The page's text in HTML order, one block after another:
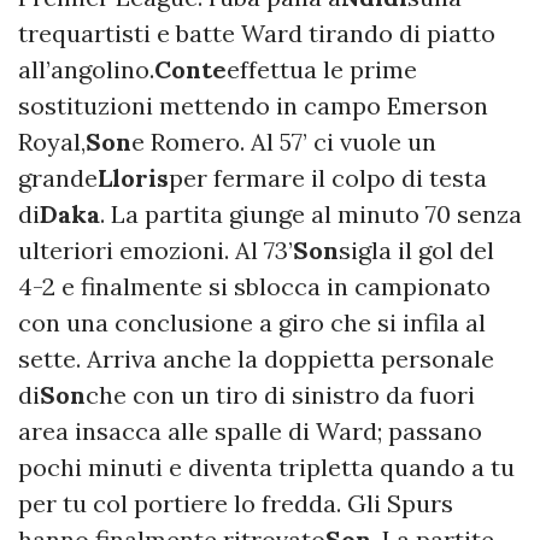
trequartisti e batte Ward tirando di piatto
all’angolino.Conteeffettua le prime
sostituzioni mettendo in campo Emerson
Royal,Sone Romero. Al 57’ ci vuole un
grandeLlorisper fermare il colpo di testa
diDaka. La partita giunge al minuto 70 senza
ulteriori emozioni. Al 73’Sonsigla il gol del
4-2 e finalmente si sblocca in campionato
con una conclusione a giro che si infila al
sette. Arriva anche la doppietta personale
diSonche con un tiro di sinistro da fuori
area insacca alle spalle di Ward; passano
pochi minuti e diventa tripletta quando a tu
per tu col portiere lo fredda. Gli Spurs